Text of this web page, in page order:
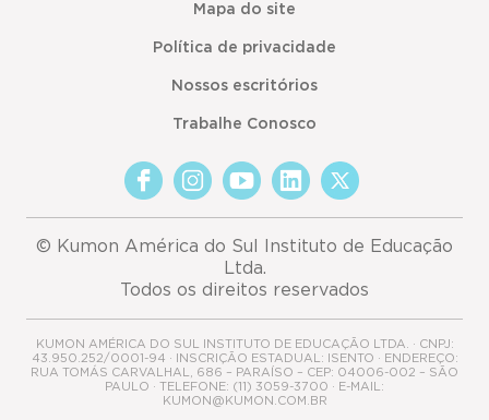
Mapa do site
Política de privacidade
Nossos escritórios
Trabalhe Conosco
© Kumon América do Sul Instituto de Educação
Ltda.
Todos os direitos reservados
KUMON AMÉRICA DO SUL INSTITUTO DE EDUCAÇÃO LTDA. · CNPJ:
43.950.252/0001-94 · INSCRIÇÃO ESTADUAL: ISENTO · ENDEREÇO:
RUA TOMÁS CARVALHAL, 686 – PARAÍSO – CEP: 04006-002 – SÃO
PAULO · TELEFONE: (11) 3059-3700 · E-MAIL:
KUMON@KUMON.COM.BR